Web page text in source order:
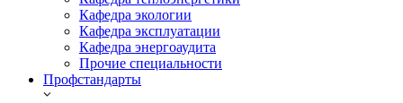
Кафедра экологии
Кафедра эксплуатации
Кафедра энергоаудита
Прочие специальности
Профстандарты